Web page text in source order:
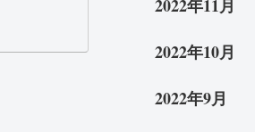
2022年11月
2022年10月
2022年9月